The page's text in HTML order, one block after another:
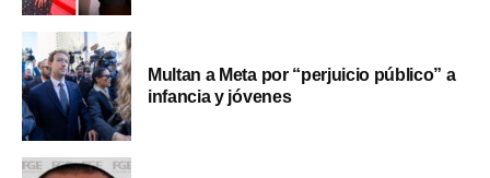
Multan a Meta por “perjuicio público” a
infancia y jóvenes